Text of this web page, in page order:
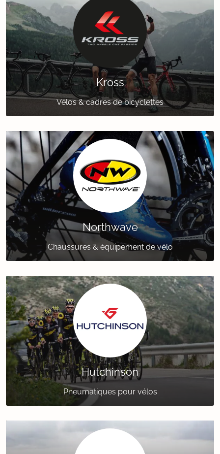
Kross
Vélos & cadres de bicyclettes
Northwave
Chaussures & équipement de vélo
Hutchinson
Pneumatiques pour vélos